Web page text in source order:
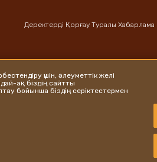
Деректерді Қорғау Туралы Хабарлама
үшін, әлеуметтік желі
ақ біздің сайтты
бойынша біздің серіктестермен